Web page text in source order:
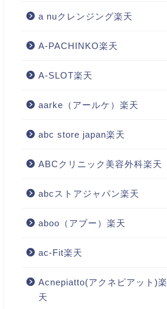
a nuクレンジング楽天
A-PACHINKO楽天
A-SLOT楽天
aarke（アールケ）楽天
abc store japan楽天
ABCクリニック美容外科楽天
abcストアジャパン楽天
aboo（アブー）楽天
ac-Fit楽天
Acnepiatto(アクネピアット)楽
天